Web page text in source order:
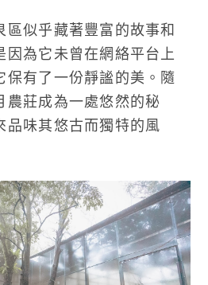
區似乎藏著豐富的故事和
因為它未曾在網絡平台上
保有了一份靜謐的美。隨
農莊成為一處悠然的秘
品味其悠古而獨特的風